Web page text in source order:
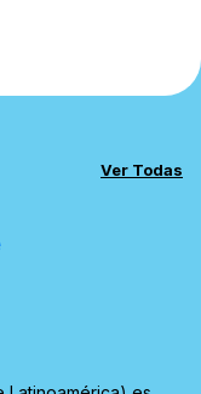
Ver Todas